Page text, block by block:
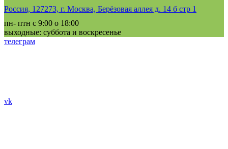
Россия, 127273, г. Москва, Берёзовая аллея д. 14 б стр 1
пн- птн с 9:00 о 18:00
выходные: суббота и воскресенье
телеграм
vk